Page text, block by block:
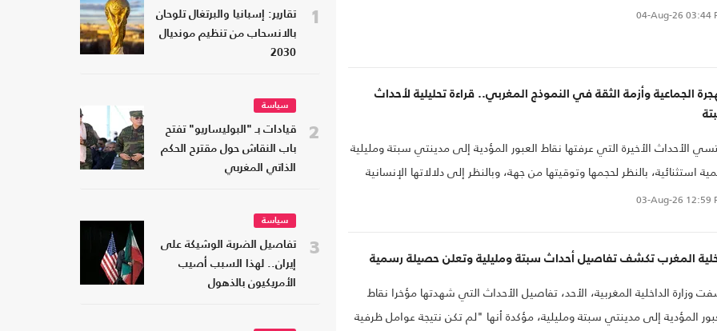
استقالتك أو تفعل شيئاً»، في تصعيد سياسي يعيد ملف سبتة والهجرة غير
04-Aug-26 03:44
الجماعية وأزمة الثقة في النموذج المغربي.. قراءة تحليلية لأحداث
الأحداث الأخيرة التي عرفتها نقاط العبور المؤدية إلى مدينتي سبتة ومليلية
استثنائية، بالنظر لحجمها وتوقيتها من جهة، وبالنظر إلى دلالاتها الإنسانية
الاقتصادية والاجتماعية من جهة أخرى، بالإضافة إلى كونها تؤكد مرة أخرى
03-Aug-26 12:59
المغرب تكشف تفاصيل أحداث سبتة ومليلية وتعلن حصيلة رسمية
وزارة الداخلية المغربية، الأحد، تفاصيل الأحداث التي شهدتها مؤخرا نقاط
المؤدية إلى مدينتي سبتة ومليلية، مؤكدة أنها "لم تكن نتيجة عوامل ظرفية
1
تقارير: إسبانيا والبرتغال تلوحان
بالانسحاب من تنظيم مونديال
2030
2
سياسة
قيادات بـ "البوليساريو" تفتح
باب النقاش حول مقترح الحكم
الذاتي المغربي
3
سياسة
تفاصيل الضربة الوشيكة على
إيران.. لهذا السبب أصيب
الأمريكيون بالذهول